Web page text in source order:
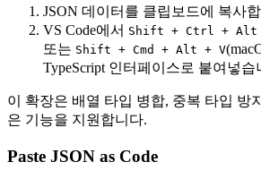
JSON 데이터를 클립보드에 복사
VS Code에서 Shift + Ctrl + Alt
또는 Shift + Cmd + Alt + V
TypeScript 인터페이스로 붙여넣습
이 확장은 배열 타입 병합, 중복 타입 방
은 기능을 지원합니다.
Paste JSON as Code